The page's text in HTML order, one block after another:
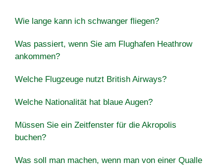
Wie lange kann ich schwanger fliegen?
Was passiert, wenn Sie am Flughafen Heathrow
ankommen?
Welche Flugzeuge nutzt British Airways?
Welche Nationalität hat blaue Augen?
Müssen Sie ein Zeitfenster für die Akropolis
buchen?
Was soll man machen, wenn man von einer Qualle